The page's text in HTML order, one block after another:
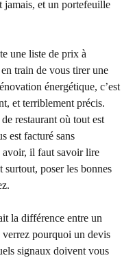
jamais, et un portefeuille
une liste de prix à
train de vous tirer une
énergétique, c’est
et terriblement précis.
restaurant où tout est
est facturé sans
il faut savoir lire
surtout, poser les bonnes
la différence entre un
pourquoi un devis
signaux doivent vous